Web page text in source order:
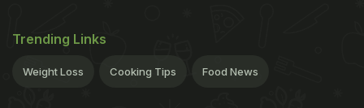
Trending Links
Weight Loss Cooking Tips Food News